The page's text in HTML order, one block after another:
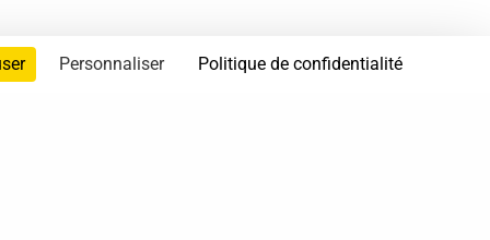
Personnaliser Politique de confidentialité